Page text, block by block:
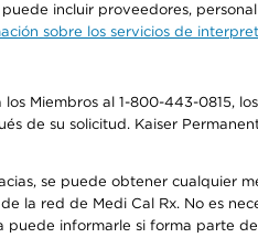
incluir proveedores,
sobre los servicios de
Miembros al 1-800-443-0815,
de su solicitud. Kaiser
se puede obtener cualquier
la red de Medi Cal Rx. No es
informarle si forma parte